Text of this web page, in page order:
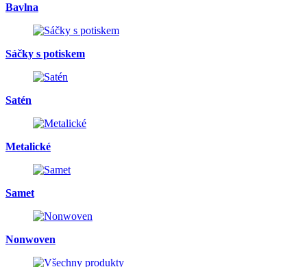
Bavlna
Sáčky s potiskem
Satén
Metalické
Samet
Nonwoven